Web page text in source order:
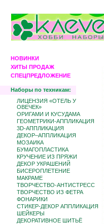
НОВИНКИ
ХИТЫ ПРОДАЖ
СПЕЦПРЕДЛОЖЕНИЕ
Наборы по техникам:
ЛИЦЕНЗИЯ «ОТЕЛЬ У
ОВЕЧЕК»
ОРИГАМИ И КУСУДАМА
ГЕОМЕТРИКИ-АППЛИКАЦИЯ
3D-АППЛИКАЦИЯ
ДЕКОР–АППЛИКАЦИЯ
МОЗАИКА
БУМАГОПЛАСТИКА
КРУЧЕНИЕ ИЗ ПРЯЖИ
ДЕКОР УКРАШЕНИЙ
БИCЕРОПЛЕТЕНИЕ
МАКРАМЕ
ТВОРЧЕСТВО-АНТИСТРЕСС
ТВОРЧЕСТВО ИЗ ФЕТРА
ФОНАРИКИ
СТИКЕР-ДЕКОР АППЛИКАЦИЯ
ШЕЙКЕРЫ
ДЕКОРАТИВНОЕ ШИТЬЁ